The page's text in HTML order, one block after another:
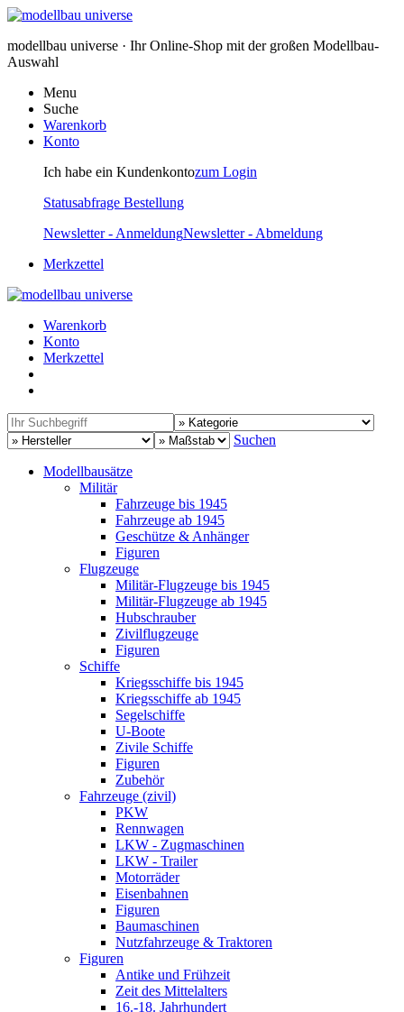
modellbau universe · Ihr Online-Shop mit der großen Modellbau-
Auswahl
Menu
Suche
Warenkorb
Konto
Ich habe ein Kundenkontozum Login
Statusabfrage Bestellung
Newsletter - AnmeldungNewsletter - Abmeldung
Merkzettel
Warenkorb
Konto
Merkzettel
Suchen
Modellbausätze
Militär
Fahrzeuge bis 1945
Fahrzeuge ab 1945
Geschütze & Anhänger
Figuren
Flugzeuge
Militär-Flugzeuge bis 1945
Militär-Flugzeuge ab 1945
Hubschrauber
Zivilflugzeuge
Figuren
Schiffe
Kriegsschiffe bis 1945
Kriegsschiffe ab 1945
Segelschiffe
U-Boote
Zivile Schiffe
Figuren
Zubehör
Fahrzeuge (zivil)
PKW
Rennwagen
LKW - Zugmaschinen
LKW - Trailer
Motorräder
Eisenbahnen
Figuren
Baumaschinen
Nutzfahrzeuge & Traktoren
Figuren
Antike und Frühzeit
Zeit des Mittelalters
16.-18. Jahrhundert